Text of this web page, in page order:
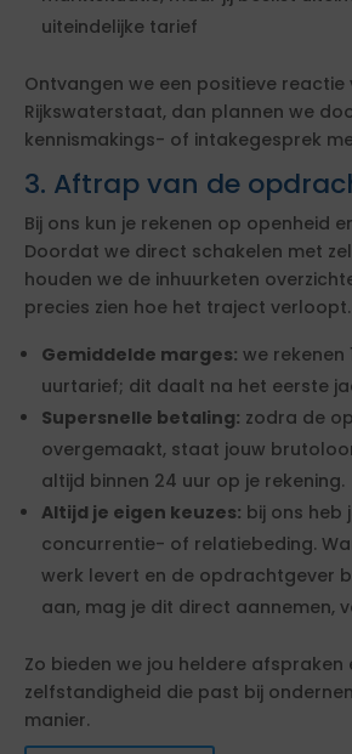
uiteindelijke tarief
Ontvangen we een positieve reactie
Rijkswaterstaat, dan plannen we
kennismakings- of intakegesprek
3. Aftrap van de
Bij ons kun je rekenen op openheid
Doordat we direct schakelen met
houden we de inhuurketen
precies zien hoe het traject verloopt.
Gemiddelde marges: we rekenen
uurtarief; dit daalt na het eerste
Supersnelle betaling: zodra de
overgemaakt, staat jouw
altijd binnen 24 uur op je rekening.
Altijd je eigen keuzes: bij ons heb
concurrentie- of relatiebeding.
werk levert en de opdrachtgever
aan, mag je dit direct aannemen,
Zo bieden we jou heldere afspraken
zelfstandigheid die past bij
manier.